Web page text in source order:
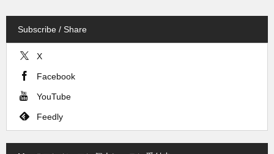
Subscribe / Share
X
Facebook
YouTube
Feedly